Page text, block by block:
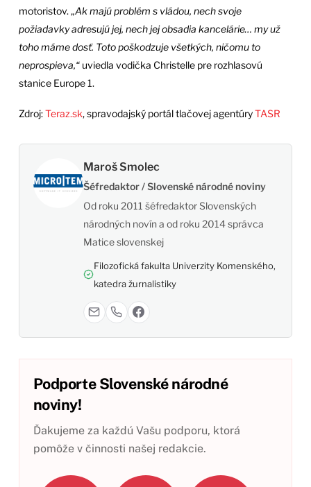
motoristov. „Ak majú problém s vládou, nech svoje
požiadavky adresujú jej, nech jej obsadia kancelárie… my už
toho máme dosť. Toto poškodzuje všetkých, ničomu to
neprospieva,“uviedla vodička Christelle pre rozhlasovú
stanice Europe 1.
Zdroj:Teraz.sk, spravodajský portál tlačovej agentúryTASR
Maroš Smolec
Šéfredaktor / Slovenské národné noviny
Od roku 2011 šéfredaktor Slovenských
národných novín a od roku 2014 správca
Matice slovenskej
Filozofická fakulta Univerzity Komenského,
katedra žurnalistiky
Podporte Slovenské národné
noviny!
Ďakujeme za každú Vašu podporu, ktorá
pomôže v činnosti našej redakcie.